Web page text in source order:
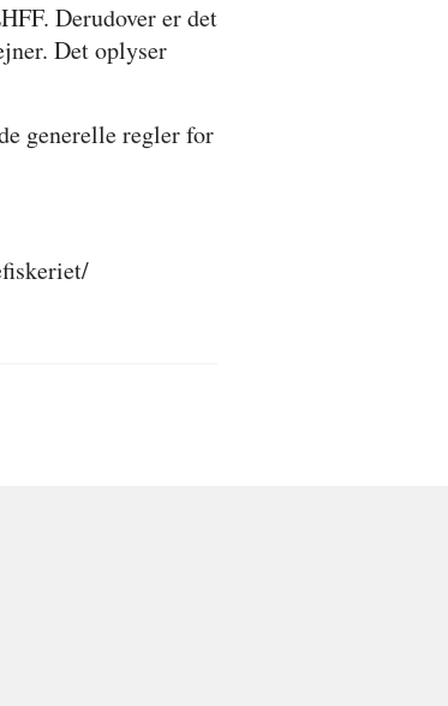
Derudover er det
Det oplyser
generelle regler for